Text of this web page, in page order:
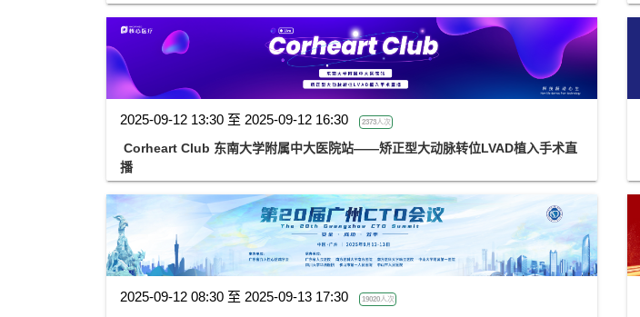
2025-09-12 13:30 至 2025-09-12 16:30 2373人次
Corheart Club 东南大学附属中大医院站——矫正型大动脉转位LVAD植入手术直
播
2025-09-12 08:30 至 2025-09-13 17:30 19020人次